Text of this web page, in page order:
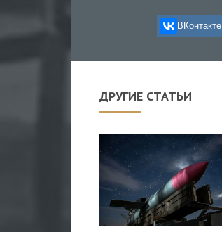
ВКонтакте
ДРУГИЕ СТАТЬИ